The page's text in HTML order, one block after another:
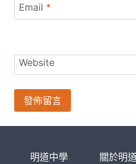
Email *
Website
明道中學 關於明